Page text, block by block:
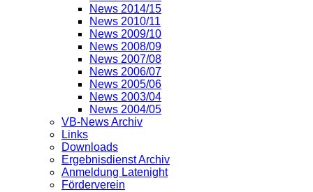
News 2014/15
News 2010/11
News 2009/10
News 2008/09
News 2007/08
News 2006/07
News 2005/06
News 2003/04
News 2004/05
VB-News Archiv
Links
Downloads
Ergebnisdienst Archiv
Anmeldung Latenight
Förderverein